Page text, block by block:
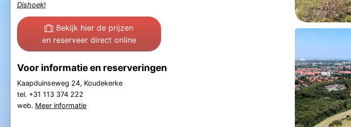
Dishoek!
Bekijk hier de prijzen
en reserveer direct online
Voor informatie en reserveringen
Kaapduinseweg 24, Koudekerke
tel. +31 113 374 222
web. Meer informatie